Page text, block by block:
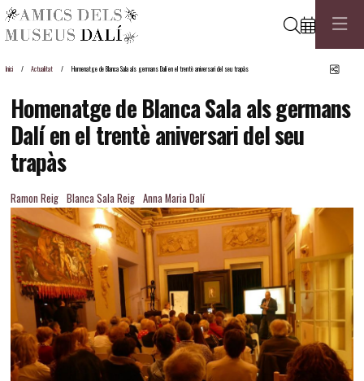
Cerca
Inici Actualitat Homenatge de Blanca Sala als germans Dalí en el trentè aniversari del seu trapàs
Homenatge de Blanca Sala als germans
Dalí en el trentè aniversari del seu
trapàs
Ramon Reig Blanca Sala Reig Anna Maria Dalí